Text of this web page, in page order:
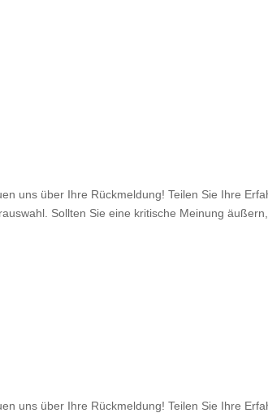
uns über Ihre Rückmeldung! Teilen Sie Ihre
Sollten Sie eine kritische Meinung
uns über Ihre Rückmeldung! Teilen Sie Ihre